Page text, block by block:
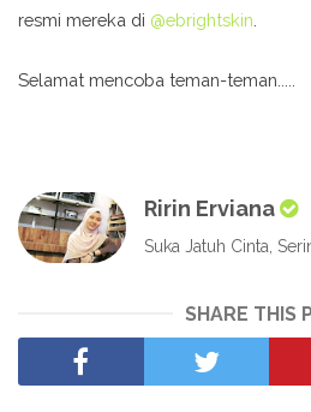
resmi mereka di @ebrightskin
Selamat mencoba teman-teman.....
Ririn Erviana
Suka Jatuh Cinta,
SHARE THIS